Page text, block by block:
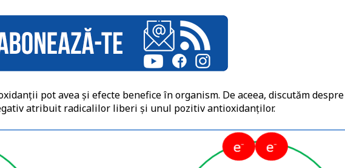
pot avea și efecte benefice în organism. De aceea, discutăm
atribuit radicalilor liberi și unul pozitiv antioxidanților.